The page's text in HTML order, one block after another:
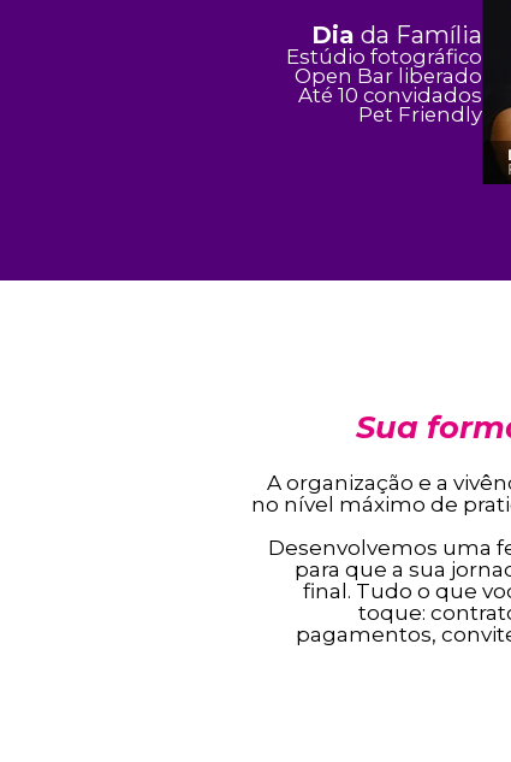
Dia da Família
Estúdio fotográfico
Open Bar liberado
Até 10 convidados
Pet Friendly
Sua
A organização e a
no nível máximo de
Desenvolvemos uma
para que a sua
final. Tudo o que
toque:
pagamentos,